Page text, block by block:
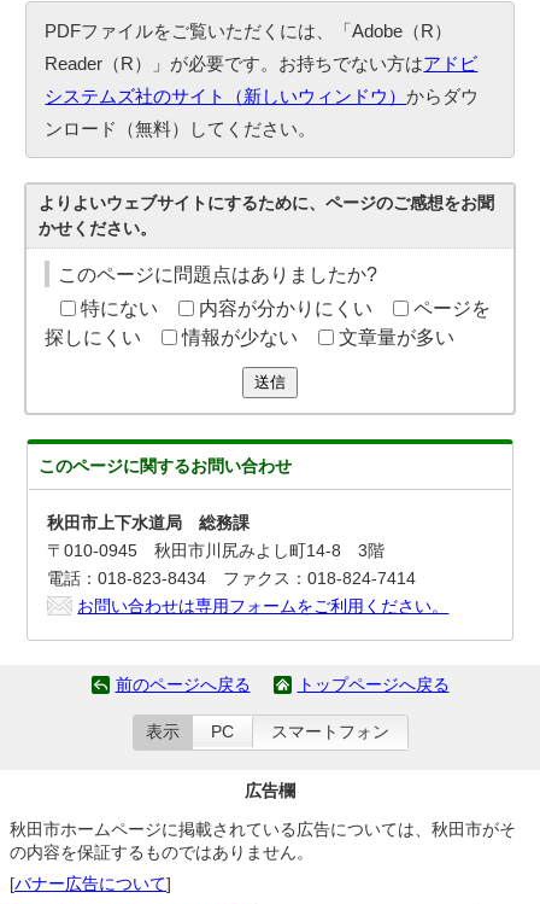
PDFファイルをご覧いただくには、「Adobe（R）
Reader（R）」が必要です。お持ちでない方はアドビ
システムズ社のサイト（新しいウィンドウ）からダウ
ンロード（無料）してください。
よりよいウェブサイトにするために、ページのご感想をお聞
かせください。
このページに問題点はありましたか?
特にない
内容が分かりにくい
ページを
探しにくい
情報が少ない 文章量が多い
送信
このページに関するお問い合わせ
秋田市上下水道局 総務課
〒010-0945 秋田市川尻みよし町14-8 3階
電話：018-823-8434 ファクス：018-824-7414
お問い合わせは専用フォームをご利用ください。
前のページへ戻る トップページへ戻る
表示 PC スマートフォン
広告欄
秋田市ホームページに掲載されている広告については、秋田市がそ
の内容を保証するものではありません。
[バナー広告について]